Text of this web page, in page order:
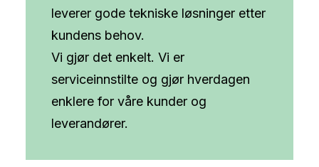
leverer gode tekniske løsninger etter
kundens behov.
Vi gjør det enkelt. Vi er
serviceinnstilte og gjør hverdagen
enklere for våre kunder og
leverandører.